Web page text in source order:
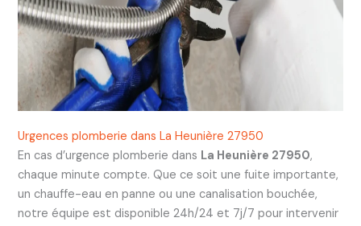
Urgences plomberie dans La Heunière 27950
En cas d’urgence plomberie dans La Heunière 27950,
chaque minute compte. Que ce soit une fuite importante,
un chauffe-eau en panne ou une canalisation bouchée,
notre équipe est disponible 24h/24 et 7j/7 pour intervenir